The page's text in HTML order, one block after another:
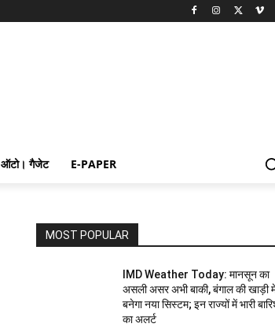
ऑटो। गैजेट E-PAPER
MOST POPULAR
IMD Weather Today: मानसून का
असली असर अभी बाकी, बंगाल की खाड़ी
बनेगा नया सिस्टम; इन राज्यों में भारी
का अलर्ट